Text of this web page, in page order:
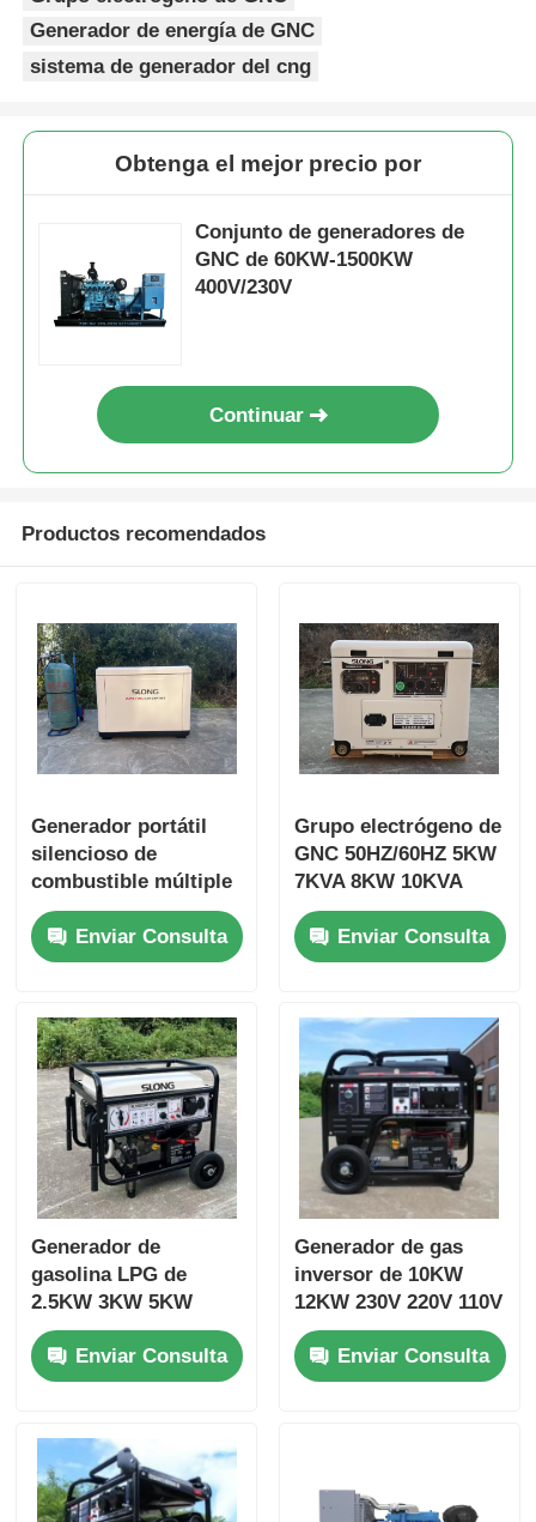
Generador de energía de GNC
sistema de generador del cng
Obtenga el mejor precio por
Conjunto de generadores de
GNC de 60KW-1500KW
400V/230V
Continuar
Productos recomendados
Generador portátil
silencioso de
combustible múltiple
LPG 10KW 12KVA
12KW 15KVA CNG
Enviar Consulta
Grupo electrógeno de
GNC 50HZ/60HZ 5KW
7KVA 8KW 10KVA
Grupo electrógeno de
GNC de 4 tiempos
Enviar Consulta
Generador de
gasolina LPG de
2.5KW 3KW 5KW
8KW con arranque
eléctrico y
certificación EPA
Enviar Consulta
Generador de gas
inversor de 10KW
12KW 230V 220V 110V
LPG
Enviar Consulta